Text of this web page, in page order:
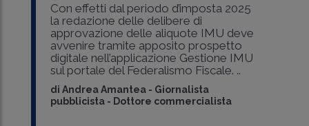
Con effetti dal periodo d’imposta 2025
la redazione delle delibere di
approvazione delle aliquote IMU deve
avvenire tramite apposito prospetto
digitale nell’applicazione Gestione IMU
sul portale del Federalismo Fiscale. ..
diAndrea Amantea - Giornalista
pubblicista - Dottore commercialista